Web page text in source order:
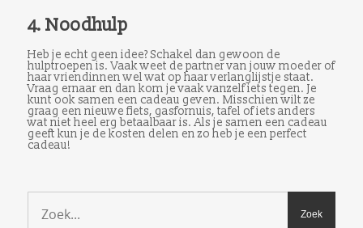
4. Noodhulp
Heb je echt geen idee? Schakel dan gewoon de
hulptroepen is. Vaak weet de partner van jouw moeder of
haar vriendinnen wel wat op haar verlanglijstje staat.
Vraag ernaar en dan kom je vaak vanzelf iets tegen. Je
kunt ook samen een cadeau geven. Misschien wilt ze
graag een nieuwe fiets, gasfornuis, tafel of iets anders
wat niet heel erg betaalbaar is. Als je samen een cadeau
geeft kun je de kosten delen en zo heb je een perfect
cadeau!